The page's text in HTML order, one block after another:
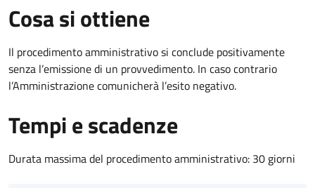
Cosa si ottiene
Il procedimento amministrativo si conclude positivamente
senza l’emissione di un provvedimento. In caso contrario
l’Amministrazione comunicherà l’esito negativo.
Tempi e scadenze
Durata massima del procedimento amministrativo: 30 giorni